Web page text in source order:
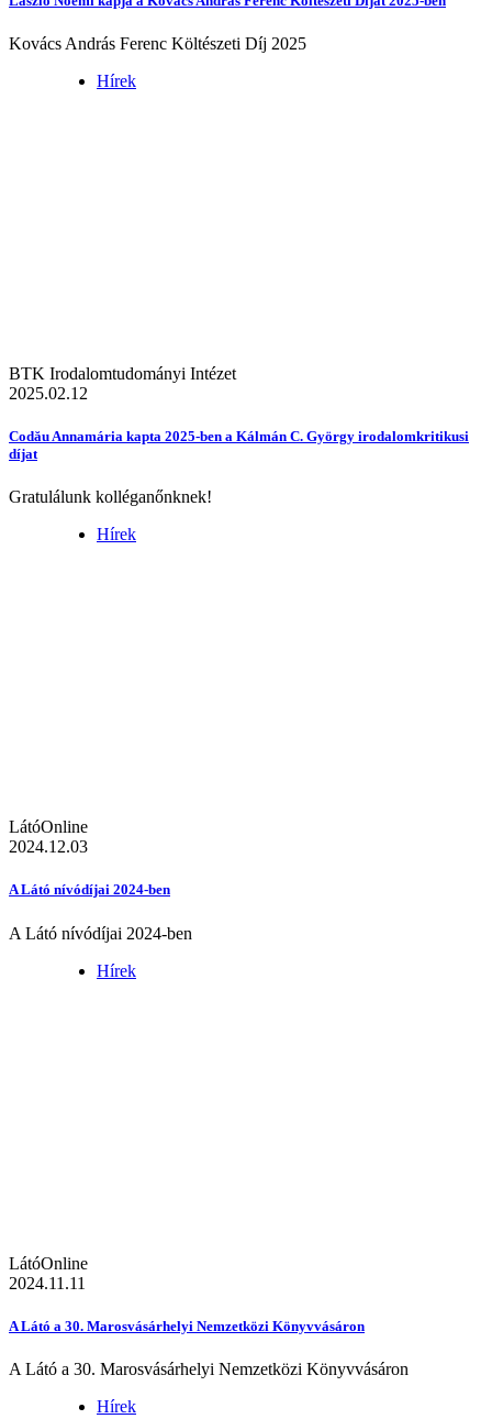
Kovács András Ferenc Költészeti Díj 2025
Hírek
BTK Irodalomtudományi Intézet
2025.02.12
Codău Annamária kapta 2025-ben a Kálmán C. György irodalomkritikusi
díjat
Gratulálunk kolléganőnknek!
Hírek
LátóOnline
2024.12.03
A Látó nívódíjai 2024-ben
A Látó nívódíjai 2024-ben
Hírek
LátóOnline
2024.11.11
A Látó a 30. Marosvásárhelyi Nemzetközi Könyvvásáron
A Látó a 30. Marosvásárhelyi Nemzetközi Könyvvásáron
Hírek